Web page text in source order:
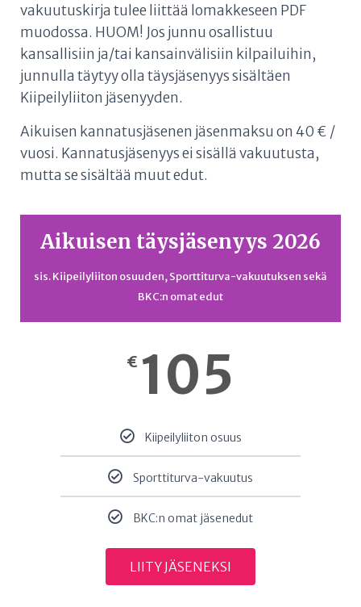
vakuutuskirja tulee liittää lomakkeseen PDF
muodossa. HUOM! Jos junnu osallistuu
kansallisiin ja/tai kansainvälisiin kilpailuihin,
junnulla täytyy olla täysjäsenyys sisältäen
Kiipeilyliiton jäsenyyden.
Aikuisen kannatusjäsenen jäsenmaksu on 40 € /
vuosi. Kannatusjäsenyys ei sisällä vakuutusta,
mutta se sisältää muut edut.
Aikuisen täysjäsenyys 2026
sis. Kiipeilyliiton osuuden, Sporttiturva-vakuutuksen sekä
BKC:n omat edut
€ 105
Kiipeilyliiton osuus
Sporttiturva-vakuutus
BKC:n omat jäsenedut
LIITY JÄSENEKSI